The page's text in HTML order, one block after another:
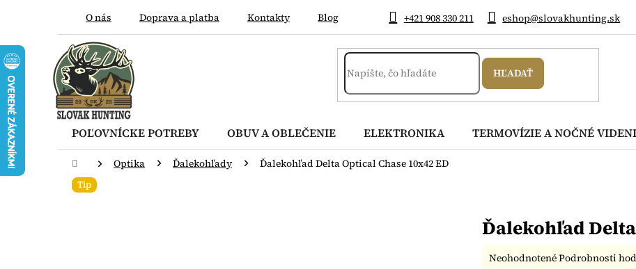
+421 908 330 211 eshop@slovakhunting.sk
O nás Doprava a platba Kontakty Blog
HĽADAŤ
POĽOVNÍCKE POTREBY OBUV A OBLEČENIE ELEKTRONIKA TERMOVÍZIE A NOČNÉ
DomovOptika Ďalekohľady Ďalekohľad Delta Optical Chase 10x42 ED
Tip
Ďalekohľad
Priemerné
NeohodnotenéPodrobnosti